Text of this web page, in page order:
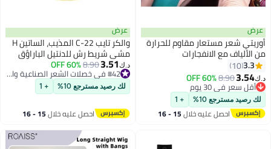
مقاوم للحرارة
+ 1
خلال 15 - 16
عرض
والكر تايب C-22 المذيب، الساتين H
مشي شريط رش للدنتيل الباراؤق
والطوبيس (4 أوقية) 60% OFF
#42 في خصلات الشعر الصناعية والبواريك
#42 في خصلات الشعر الصناعية والبواريك + 1
احصل عليه خلال 15 - 16